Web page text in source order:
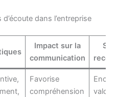
dans l’entreprise
Impact sur la
communication
Favorise
compréhension